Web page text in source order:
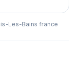
Les-Bains france